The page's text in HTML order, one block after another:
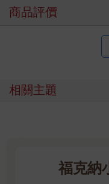
商品評價
相關主題
福克納